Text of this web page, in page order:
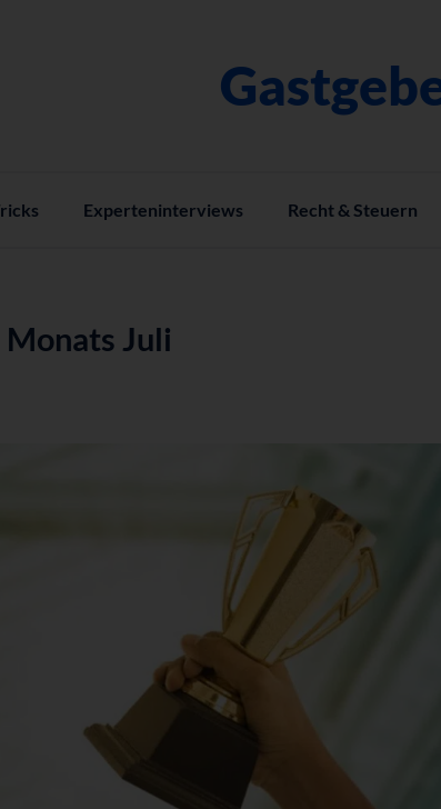
Experteninterviews Recht & Steuern
Juli